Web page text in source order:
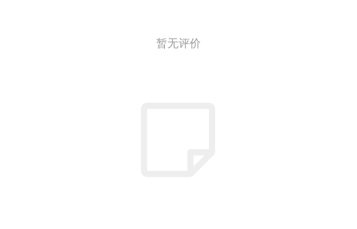
暂无评价